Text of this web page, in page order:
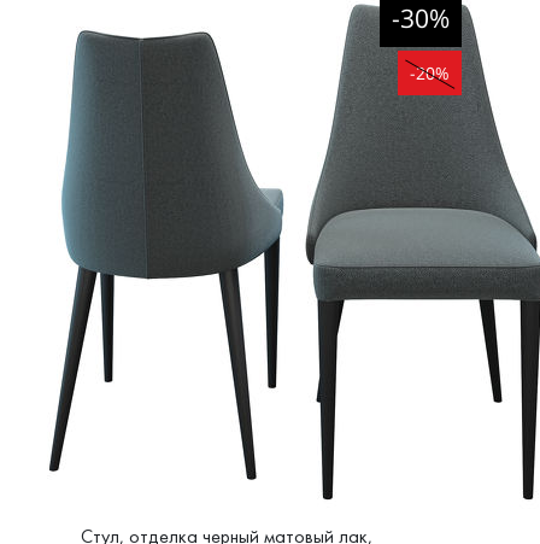
-30%
-20%
Стул, отделка черный матовый лак,